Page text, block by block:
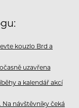
kouzlo Brd a
uzavřena
a kalendář akcí
návštěvníky čeká